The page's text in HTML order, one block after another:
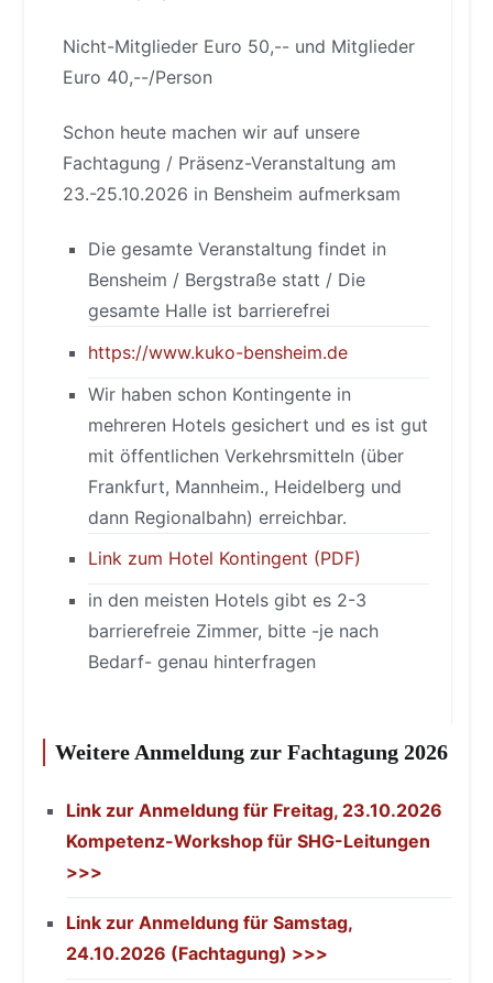
Nicht-Mitglieder Euro 50,-- und Mitglieder
Euro 40,--/Person
Schon heute machen wir auf unsere
Fachtagung / Präsenz-Veranstaltung am
23.-25.10.2026 in Bensheim aufmerksam
Die gesamte Veranstaltung findet in
Bensheim / Bergstraße statt / Die
gesamte Halle ist barrierefrei
https://www.kuko-bensheim.de
Wir haben schon Kontingente in
mehreren Hotels gesichert und es ist gut
mit öffentlichen Verkehrsmitteln (über
Frankfurt, Mannheim., Heidelberg und
dann Regionalbahn) erreichbar.
Link zum Hotel Kontingent (PDF)
in den meisten Hotels gibt es 2-3
barrierefreie Zimmer, bitte -je nach
Bedarf- genau hinterfragen
Weitere Anmeldung zur Fachtagung 2026
Link zur Anmeldung für Freitag, 23.10.2026
Kompetenz-Workshop für SHG-Leitungen
>>>
Link zur Anmeldung für Samstag,
24.10.2026 (Fachtagung) >>>